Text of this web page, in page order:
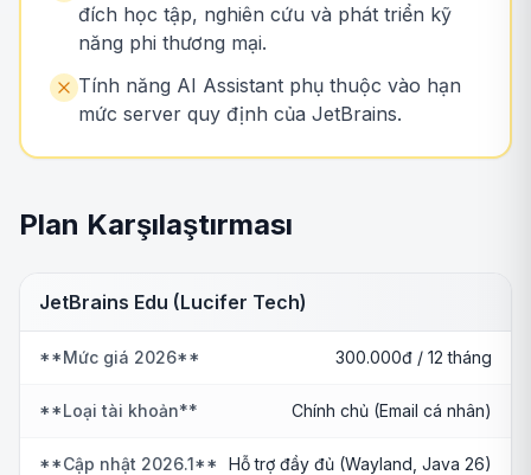
đích học tập, nghiên cứu và phát triển kỹ
năng phi thương mại.
Tính năng AI Assistant phụ thuộc vào hạn
mức server quy định của JetBrains.
Plan Karşılaştırması
JetBrains Edu (Lucifer Tech)
**Mức giá 2026** 300.000đ / 12 tháng
**Loại tài khoản** Chính chủ (Email cá nhân)
**Cập nhật 2026.1** Hỗ trợ đầy đủ (Wayland, Java 26)